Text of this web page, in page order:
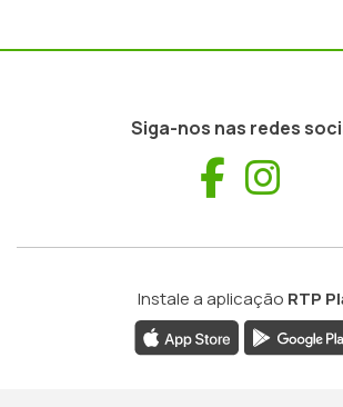
Siga-nos nas redes
Instale a aplicação RTP